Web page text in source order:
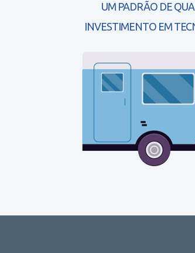
UM PADRÃO DE
INVESTIMENTO EM